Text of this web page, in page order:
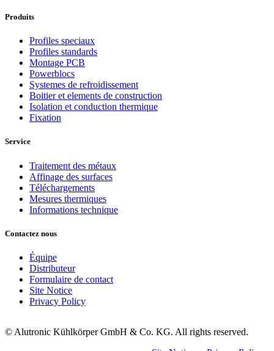
Produits
Profiles speciaux
Profiles standards
Montage PCB
Powerblocs
Systemes de refroidissement
Boitier et elements de construction
Isolation et conduction thermique
Fixation
Service
Traitement des métaux
Affinage des surfaces
Téléchargements
Mesures thermiques
Informations technique
Contactez nous
Équipe
Distributeur
Formulaire de contact
Site Notice
Privacy Policy
© Alutronic Kühlkörper GmbH & Co. KG. All rights reserved.